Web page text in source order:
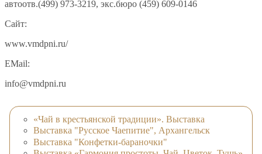
автоотв.(499) 973-3219, экс.бюро (459) 609-0146
Сайт:
www.vmdpni.ru/
EMail:
info@vmdpni.ru
«Чай в крестьянской традиции». Выставка
Выставка "Русское Чаепитие", Архангельск
Выставка "Конфетки-бараночки"